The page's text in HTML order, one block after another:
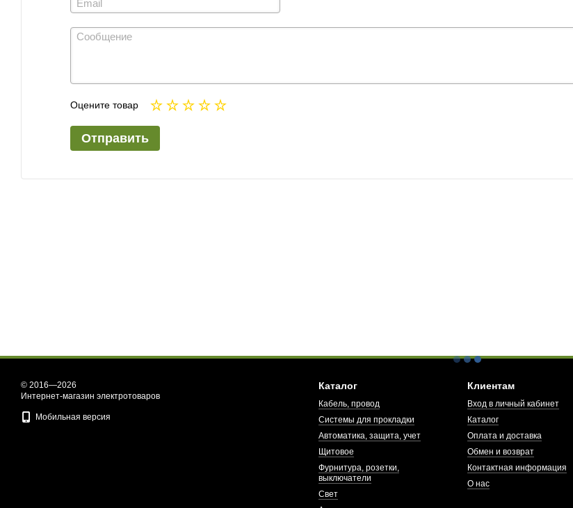
Оцените товар
Отправить
© 2016—2026
Интернет-магазин электротоваров
Мобильная версия
Каталог
Кабель, провод
Системы для прокладки
Автоматика, защита, учет
Щитовое
Фурнитура, розетки,
выключатели
Свет
Клиентам
Вход в личный кабинет
Каталог
Оплата и доставка
Обмен и возврат
Контактная информация
О нас